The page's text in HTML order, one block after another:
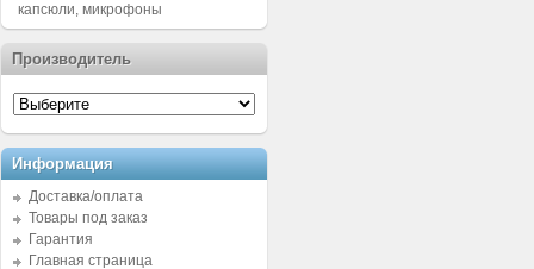
капсюли, микрофоны
Производитель
Информация
Доставка/оплата
Товары под заказ
Гарантия
Главная страница